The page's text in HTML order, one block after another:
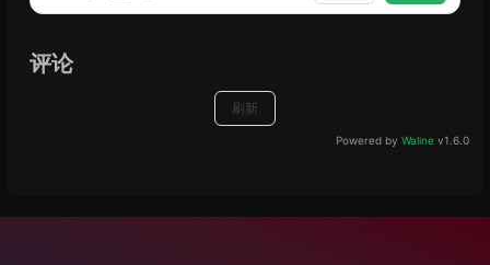
评论
刷新
Powered by Waline v1.6.0